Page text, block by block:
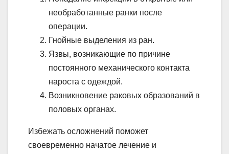
необработанные ранки после
операции.
Гнойные выделения из ран.
Язвы, возникающие по причине
постоянного механического контакта
нароста с одеждой.
Возникновение раковых образований в
половых органах.
Избежать осложнений поможет
своевременно начатое лечение и